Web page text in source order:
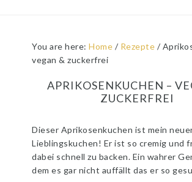
You are here:Home / Rezepte /
vegan & zuckerfrei
APRIKOSENKUCHEN –
ZUCKERFREI
Dieser Aprikosenkuchen ist mein
Lieblingskuchen! Er ist so cremig und
dabei schnell zu backen. Ein wahrer
dem es gar nicht auffällt das er so